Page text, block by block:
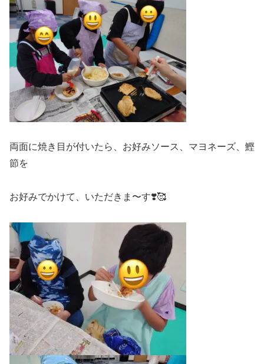
両面に焼き目が付いたら、お好みソース、マヨネーズ、鰹
節を
お好みでかけて、いただきま〜す❣️🥰